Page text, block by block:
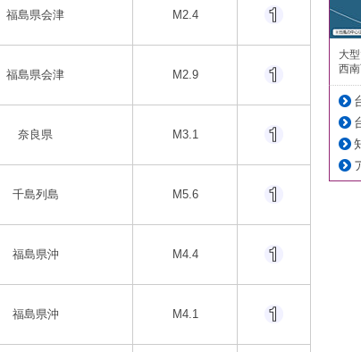
福島県会津 M2.4
福島県会津 M2.9
奈良県 M3.1
千島列島 M5.6
福島県沖 M4.4
福島県沖 M4.1
大
西